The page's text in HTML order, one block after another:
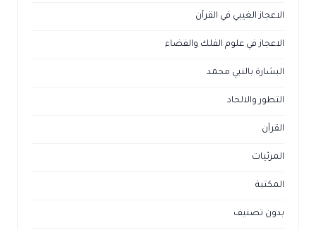
الاعجاز الغيبي في القرآن
الاعجاز في علوم الفلك والفضاء
البشارة بالنبي محمد
التطور والالحاد
القرآن
المرئيات
المكتبة
بدون تصنيف